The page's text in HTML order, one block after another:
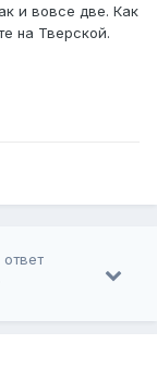
и вовсе две. Как
на Тверской.